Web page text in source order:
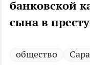
банковской
сына в
общество